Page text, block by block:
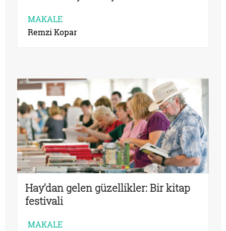
MAKALE
Remzi Kopar
Hay’dan gelen güzellikler: Bir kitap
festivali
MAKALE